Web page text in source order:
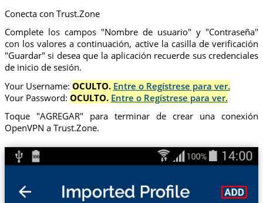
Conecta con Trust.Zone
Complete los campos "Nombre de usuario" y "Contraseña"
con los valores a continuación, active la casilla de verificación
"Guardar" si desea que la aplicación recuerde sus credenciales
de inicio de sesión.
Your Username: OCULTO. Entre o Regístrese para ver.
Your Password: OCULTO. Entre o Regístrese para ver.
Toque "AGREGAR" para terminar de crear una conexión
OpenVPN a Trust.Zone.